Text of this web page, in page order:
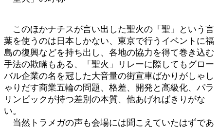
このほかナチスが言い出した聖火の「聖」という言
葉を使うのは日本しかない、東京で行うイベントに福
島の復興などを持ち出し、各地の協力を得て巻き込む
手法の欺瞞もある、「聖火」リレーに際してもグロー
バル企業の名を冠した大音量の街宣車ばかりがしゃし
ゃりだす商業五輪の問題、格差、開発と高級化、パラ
リンピックが持つ差別の本質、他あげればきりがな
い。
当然トラメガの声も会場には聞こえていたはずであ